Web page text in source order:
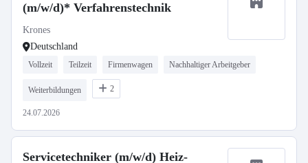
(m/w/d)* Verfahrenstechnik
Krones
Deutschland
Vollzeit Teilzeit Firmenwagen Nachhaltiger Arbeitgeber
Weiterbildungen 2
24.07.2026
Servicetechniker (m/w/d) Heiz-